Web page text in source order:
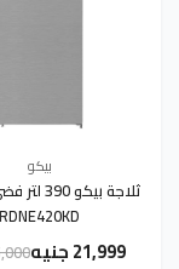
بيكو
RDNE420KD
21,999 جنيه 25,000